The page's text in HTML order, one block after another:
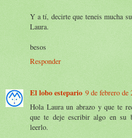
Y a tí, decirte que teneis mucha
Laura.
besos
Responder
El lobo estepario 9 de febrero de
Hola Laura un abrazo y que te
que te deje escribir algo en su
leerlo.